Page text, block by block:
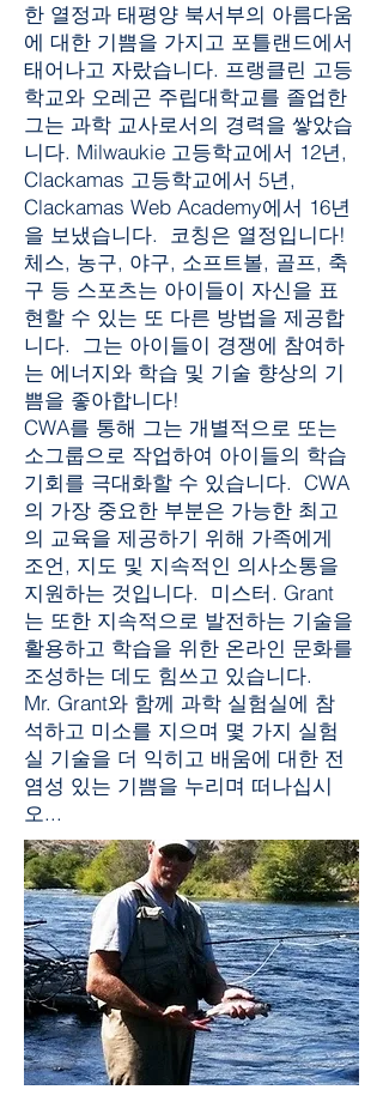
한 열정과 태평양 북서부의 아름다움
에 대한 기쁨을 가지고 포틀랜드에서
태어나고 자랐습니다. 프랭클린 고등
학교와 오레곤 주립대학교를 졸업한
그는 과학 교사로서의 경력을 쌓았습
니다. Milwaukie 고등학교에서 12년,
Clackamas 고등학교에서 5년,
Clackamas Web Academy에서 16년
을 보냈습니다. 코칭은 열정입니다!
체스, 농구, 야구, 소프트볼, 골프, 축
구 등 스포츠는 아이들이 자신을 표
현할 수 있는 또 다른 방법을 제공합
니다. 그는 아이들이 경쟁에 참여하
는 에너지와 학습 및 기술 향상의 기
쁨을 좋아합니다!
CWA를 통해 그는 개별적으로 또는
소그룹으로 작업하여 아이들의 학습
기회를 극대화할 수 있습니다. CWA
의 가장 중요한 부분은 가능한 최고
의 교육을 제공하기 위해 가족에게
조언, 지도 및 지속적인 의사소통을
지원하는 것입니다. 미스터. Grant
는 또한 지속적으로 발전하는 기술을
활용하고 학습을 위한 온라인 문화를
조성하는 데도 힘쓰고 있습니다.
Mr. Grant와 함께 과학 실험실에 참
석하고 미소를 지으며 몇 가지 실험
실 기술을 더 익히고 배움에 대한 전
염성 있는 기쁨을 누리며 떠나십시
오...